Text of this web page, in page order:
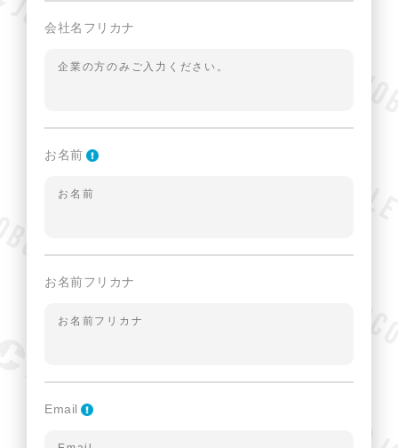
会社名フリカナ
お名前
お名前フリカナ
Email